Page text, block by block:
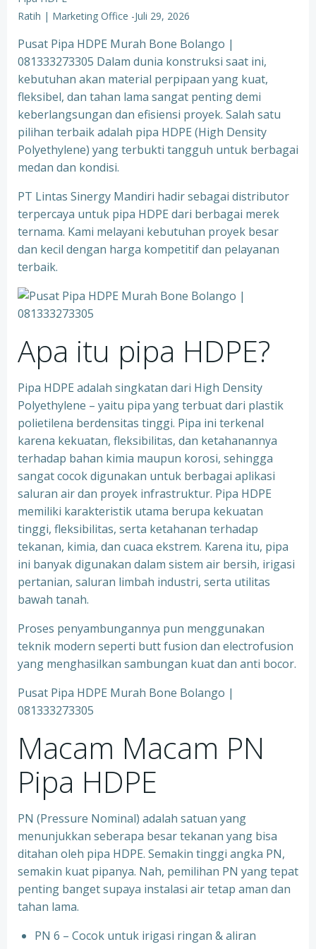
Ratih | Marketing Office -Juli 29, 2026
Pusat Pipa HDPE Murah Bone Bolango |
081333273305 Dalam dunia konstruksi saat ini,
kebutuhan akan material perpipaan yang kuat,
fleksibel, dan tahan lama sangat penting demi
keberlangsungan dan efisiensi proyek. Salah satu
pilihan terbaik adalah pipa HDPE (High Density
Polyethylene) yang terbukti tangguh untuk berbagai
medan dan kondisi.
PT Lintas Sinergy Mandiri hadir sebagai distributor
terpercaya untuk pipa HDPE dari berbagai merek
ternama. Kami melayani kebutuhan proyek besar
dan kecil dengan harga kompetitif dan pelayanan
terbaik.
Apa itu pipa HDPE?
Pipa HDPE adalah singkatan dari High Density
Polyethylene – yaitu pipa yang terbuat dari plastik
polietilena berdensitas tinggi. Pipa ini terkenal
karena kekuatan, fleksibilitas, dan ketahanannya
terhadap bahan kimia maupun korosi, sehingga
sangat cocok digunakan untuk berbagai aplikasi
saluran air dan proyek infrastruktur. Pipa HDPE
memiliki karakteristik utama berupa kekuatan
tinggi, fleksibilitas, serta ketahanan terhadap
tekanan, kimia, dan cuaca ekstrem. Karena itu, pipa
ini banyak digunakan dalam sistem air bersih, irigasi
pertanian, saluran limbah industri, serta utilitas
bawah tanah.
Proses penyambungannya pun menggunakan
teknik modern seperti butt fusion dan electrofusion
yang menghasilkan sambungan kuat dan anti bocor.
Pusat Pipa HDPE Murah Bone Bolango |
081333273305
Macam Macam PN
Pipa HDPE
PN (Pressure Nominal) adalah satuan yang
menunjukkan seberapa besar tekanan yang bisa
ditahan oleh pipa HDPE. Semakin tinggi angka PN,
semakin kuat pipanya. Nah, pemilihan PN yang tepat
penting banget supaya instalasi air tetap aman dan
tahan lama.
PN 6 – Cocok untuk irigasi ringan & aliran